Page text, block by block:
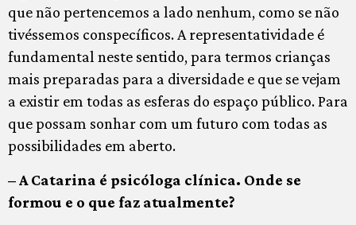
que não pertencemos a lado nenhum, como se não
tivéssemos conspecíficos. A representatividade é
fundamental neste sentido, para termos crianças
mais preparadas para a diversidade e que se vejam
a existir em todas as esferas do espaço público. Para
que possam sonhar com um futuro com todas as
possibilidades em aberto.
– A Catarina é psicóloga clínica. Onde se
formou e o que faz atualmente?